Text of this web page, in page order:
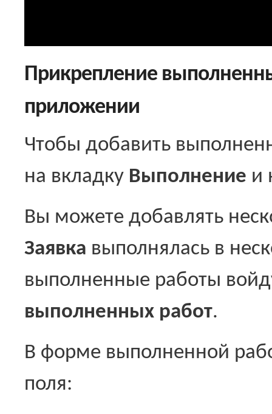
Прикрепление
приложении
Чтобы добавить
на вкладку Выполнение и
Вы можете добавлять
Заявка выполнялась в
выполненные работы
выполненных работ.
В форме выполненной
поля: